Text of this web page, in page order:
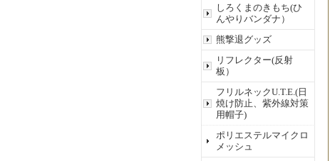
しろくまのきもち(ひ
んやりバンダナ）
熊撃退グッズ
リフレクター(反射
板）
フリルネックU.T.E.(日
焼け防止、紫外線対策
用帽子)
ポリエステルマイクロ
メッシュ